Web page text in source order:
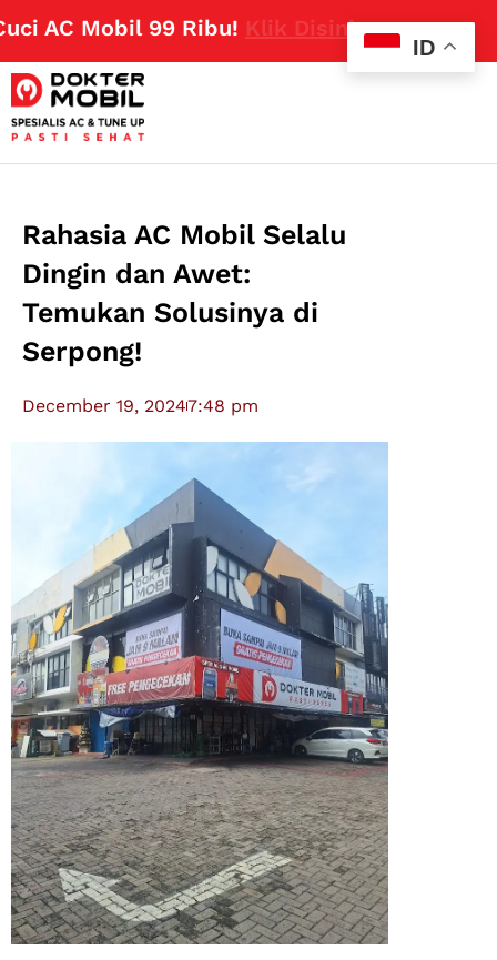
Mobil 99 Ribu!Klik Disini
Rahasia AC Mobil Selalu
Dingin dan Awet:
Temukan Solusinya di
Serpong!
December 19, 20247:48 pm
ID